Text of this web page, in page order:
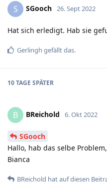
S SGooch 26. Sept 2022
Hat sich erledigt. Hab sie
Gerlingh gefällt das.
10 TAGE SPÄTER
B BReichold 6. Okt 2022
SGooch
Hallo, hab das selbe
Bianca
BReichold hatauf diesen